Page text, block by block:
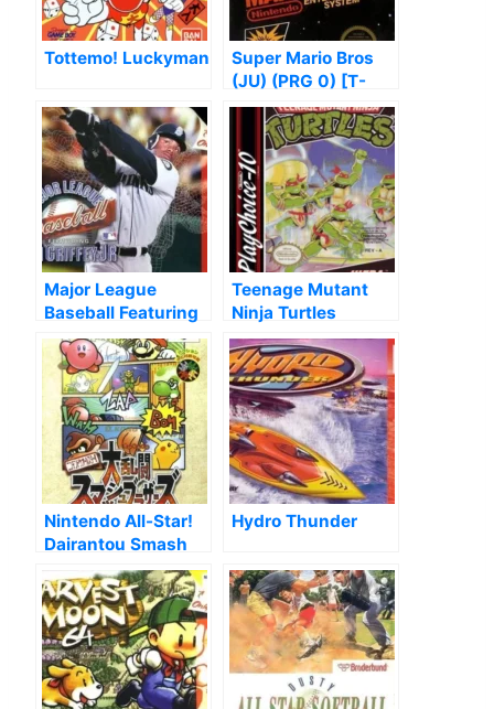
Tottemo! Luckyman
Super Mario Bros
(JU) (PRG 0) [T-
Polish1.02]
Major League
Baseball Featuring
Ken Griffey Jr.
Teenage Mutant
Ninja Turtles
(PC10)
Nintendo All-Star!
Dairantou Smash
Hydro Thunder